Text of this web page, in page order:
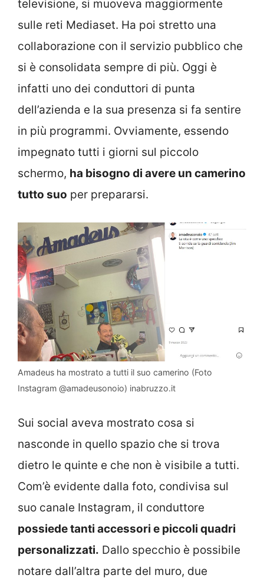
televisione, si muoveva maggiormente
sulle reti Mediaset. Ha poi stretto una
collaborazione con il servizio pubblico che
si è consolidata sempre di più. Oggi è
infatti uno dei conduttori di punta
dell’azienda e la sua presenza si fa sentire
in più programmi. Ovviamente, essendo
impegnato tutti i giorni sul piccolo
schermo, ha bisogno di avere un camerino
tutto suo per prepararsi.
Amadeus ha mostrato a tutti il suo camerino (Foto
Instagram @amadeusonoio) inabruzzo.it
Sui social aveva mostrato cosa si
nasconde in quello spazio che si trova
dietro le quinte e che non è visibile a tutti.
Com’è evidente dalla foto, condivisa sul
suo canale Instagram, il conduttore
possiede tanti accessori e piccoli quadri
personalizzati. Dallo specchio è possibile
notare dall’altra parte del muro, due